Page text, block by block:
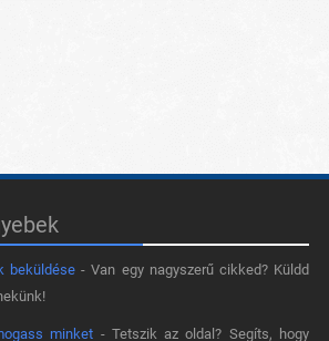
beküldése - Van egy nagyszerű cikked? Küldd
minket - Tetszik az oldal? Segíts, hogy